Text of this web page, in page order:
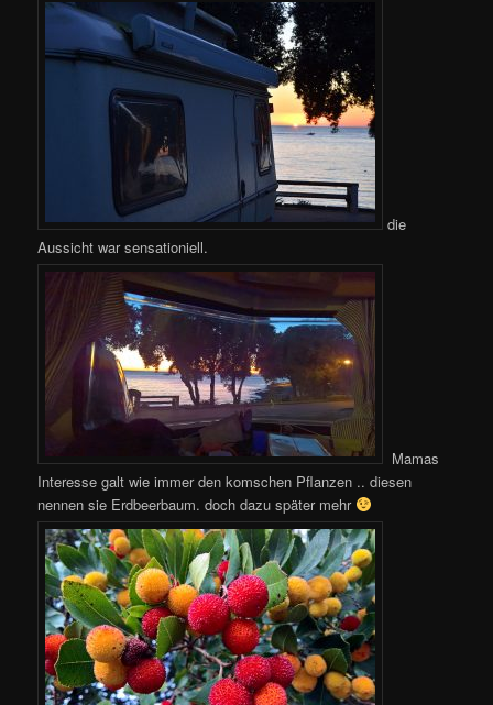
die
Aussicht war sensationiell.
Mamas
Interesse galt wie immer den komschen Pflanzen .. diesen
nennen sie Erdbeerbaum. doch dazu später mehr